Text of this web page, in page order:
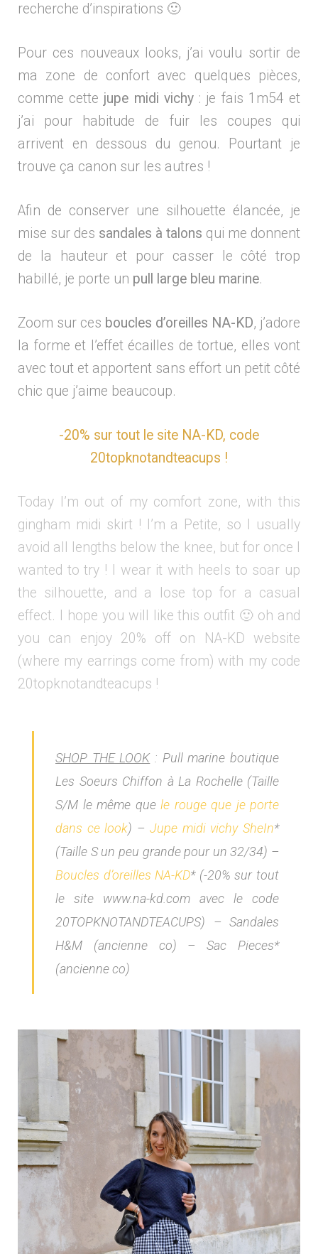
recherche d’inspirations 🙂
Pour ces nouveaux looks, j’ai voulu sortir de
ma zone de confort avec quelques pièces,
comme cette jupe midi vichy: je fais 1m54 et
j’ai pour habitude de fuir les coupes qui
arrivent en dessous du genou. Pourtant je
trouve ça canon sur les autres !
Afin de conserver une silhouette élancée, je
mise sur des sandales à talons qui me donnent
de la hauteur et pour casser le côté trop
habillé, je porte un pull large bleu marine.
Zoom sur ces boucles d’oreilles NA-KD, j’adore
la forme et l’effet écailles de tortue, elles vont
avec tout et apportent sans effort un petit côté
chic que j’aime beaucoup.
-20% sur tout le site NA-KD, code
20topknotandteacups !
Today I’m out of my comfort zone, with this
gingham midi skirt ! I’m a Petite, so I usually
avoid all lengths below the knee, but for once I
wanted to try ! I wear it with heels to soar up
the silhouette, and a lose top for a casual
effect. I hope you will like this outfit 🙂 oh and
you can enjoy 20% off on NA-KD website
(where my earrings come from) with my code
20topknotandteacups !
SHOP THE LOOK: Pull marine boutique
Les Soeurs Chiffon à La Rochelle (Taille
S/M le même que le rouge que je porte
dans ce look) – Jupe midi vichy SheIn*
(Taille S un peu grande pour un 32/34) –
Boucles d’oreilles NA-KD* (-20% sur tout
le site www.na-kd.com avec le code
20TOPKNOTANDTEACUPS) – Sandales
H&M (ancienne co) – Sac Pieces*
(ancienne co)